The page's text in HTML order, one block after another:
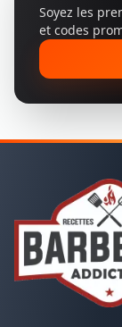
Soyez les
et codes